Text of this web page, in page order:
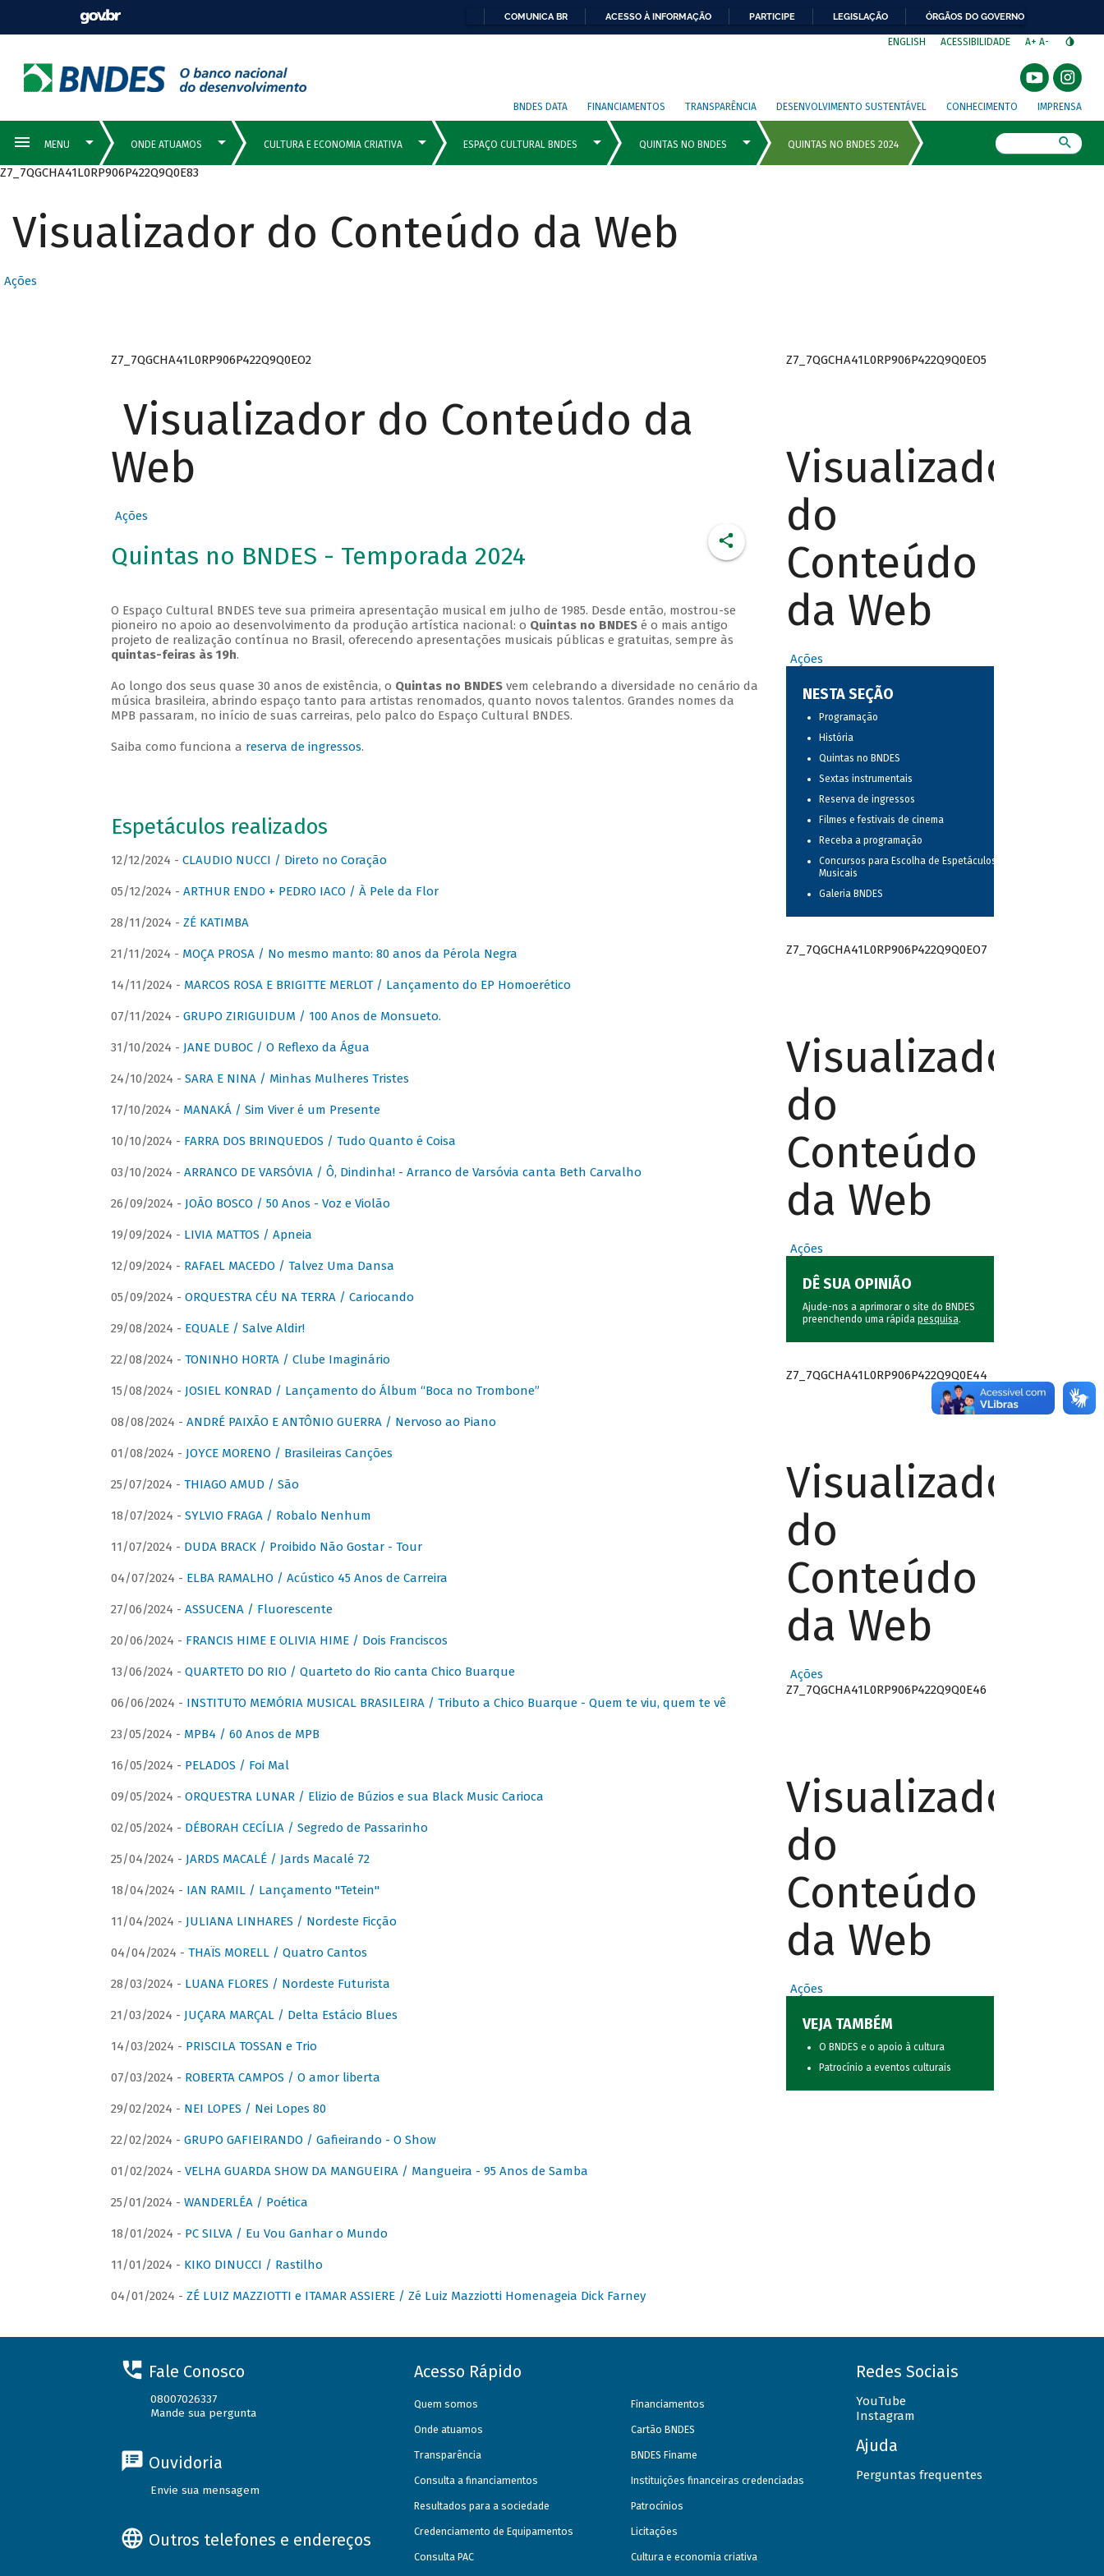
COMUNICA BR ACESSO À INFORMAÇÃO PARTICIPE LEGISLAÇÃO ÓRGÃOS DO GOVERNO
ENGLISH ACESSIBILIDADE A+ A-
BNDES DATA FINANCIAMENTOS TRANSPARÊNCIA DESENVOLVIMENTO SUSTENTÁVEL CONHECIMENTO IMPRENSA
Z7_7QGCHA41L0RP906P422Q9Q0E83
Visualizador do Conteúdo da Web
Ações
Z7_7QGCHA41L0RP906P422Q9Q0EO2
Visualizador do Conteúdo da
Web
Ações
Quintas no BNDES - Temporada 2024
O Espaço Cultural BNDES teve sua primeira apresentação musical em julho de 1985. Desde então, mostrou-se
pioneiro no apoio ao desenvolvimento da produção artística nacional: o Quintas no BNDESé o mais antigo
projeto de realização contínua no Brasil, oferecendo apresentações musicais públicas e gratuitas, sempre às
quintas-feiras às 19h.
Ao longo dos seus quase 30 anos de existência, o Quintas no BNDESvem celebrando a diversidade no cenário da
música brasileira, abrindo espaço tanto para artistas renomados, quanto novos talentos. Grandes nomes da
MPB passaram, no início de suas carreiras, pelo palco do Espaço Cultural BNDES.
Saiba como funciona a reserva de ingressos.
Espetáculos realizados
12/12/2024 - CLAUDIO NUCCI / Direto no Coração
05/12/2024 - ARTHUR ENDO + PEDRO IACO / À Pele da Flor
28/11/2024 - ZÉ KATIMBA
21/11/2024 - MOÇA PROSA / No mesmo manto: 80 anos da Pérola Negra
14/11/2024 - MARCOS ROSA E BRIGITTE MERLOT / Lançamento do EP Homoerético
07/11/2024 - GRUPO ZIRIGUIDUM / 100 Anos de Monsueto.
31/10/2024 - JANE DUBOC / O Reflexo da Água
24/10/2024 - SARA E NINA / Minhas Mulheres Tristes
17/10/2024 - MANAKÁ / Sim Viver é um Presente
10/10/2024 - FARRA DOS BRINQUEDOS / Tudo Quanto é Coisa
03/10/2024 - ARRANCO DE VARSÓVIA / Ô, Dindinha! - Arranco de Varsóvia canta Beth Carvalho
26/09/2024 - JOÃO BOSCO / 50 Anos - Voz e Violão
19/09/2024 - LIVIA MATTOS / Apneia
12/09/2024 - RAFAEL MACEDO / Talvez Uma Dansa
05/09/2024 - ORQUESTRA CÉU NA TERRA / Cariocando
29/08/2024 - EQUALE / Salve Aldir!
22/08/2024 - TONINHO HORTA / Clube Imaginário
15/08/2024 - JOSIEL KONRAD / Lançamento do Álbum “Boca no Trombone”
08/08/2024 - ANDRÉ PAIXÃO E ANTÔNIO GUERRA / Nervoso ao Piano
01/08/2024 - JOYCE MORENO / Brasileiras Canções
25/07/2024 - THIAGO AMUD / São
18/07/2024 - SYLVIO FRAGA / Robalo Nenhum
11/07/2024 - DUDA BRACK / Proibido Não Gostar - Tour
04/07/2024 - ELBA RAMALHO / Acústico 45 Anos de Carreira
27/06/2024 - ASSUCENA / Fluorescente
20/06/2024 - FRANCIS HIME E OLIVIA HIME / Dois Franciscos
13/06/2024 - QUARTETO DO RIO / Quarteto do Rio canta Chico Buarque
06/06/2024 - INSTITUTO MEMÓRIA MUSICAL BRASILEIRA / Tributo a Chico Buarque - Quem te viu, quem te vê
23/05/2024 - MPB4 / 60 Anos de MPB
16/05/2024 - PELADOS / Foi Mal
09/05/2024 - ORQUESTRA LUNAR / Elizio de Búzios e sua Black Music Carioca
02/05/2024 - DÉBORAH CECÍLIA / Segredo de Passarinho
25/04/2024 - JARDS MACALÉ / Jards Macalé 72
18/04/2024 - IAN RAMIL / Lançamento "Tetein"
11/04/2024 - JULIANA LINHARES / Nordeste Ficção
04/04/2024 - THAÏS MORELL / Quatro Cantos
28/03/2024 - LUANA FLORES / Nordeste Futurista
21/03/2024 - JUÇARA MARÇAL / Delta Estácio Blues
14/03/2024 - PRISCILA TOSSAN e Trio
07/03/2024 - ROBERTA CAMPOS / O amor liberta
29/02/2024 - NEI LOPES / Nei Lopes 80
22/02/2024 - GRUPO GAFIEIRANDO / Gafieirando - O Show
01/02/2024 - VELHA GUARDA SHOW DA MANGUEIRA / Mangueira - 95 Anos de Samba
25/01/2024 - WANDERLÉA / Poética
18/01/2024 - PC SILVA / Eu Vou Ganhar o Mundo
11/01/2024 - KIKO DINUCCI / Rastilho
04/01/2024 - ZÉ LUIZ MAZZIOTTI e ITAMAR ASSIERE / Zé Luiz Mazziotti Homenageia Dick Farney
Z7_7QGCHA41L0RP906P422Q9Q0EO5
Visualizador
do
Conteúdo
da Web
Ações
NESTA SEÇÃO
Programação
História
Quintas no BNDES
Sextas instrumentais
Reserva de ingressos
Filmes e festivais de cinema
Receba a programação
Concursos para Escolha de Espetáculos
Musicais
Galeria BNDES
Z7_7QGCHA41L0RP906P422Q9Q0EO7
Visualizador
do
Conteúdo
da Web
Ações
DÊ SUA OPINIÃO
Ajude-nos a aprimorar o site do BNDES
preenchendo uma rápida pesquisa.
Z7_7QGCHA41L0RP906P422Q9Q0E44
Visualizador
do
Conteúdo
da Web
Ações
Z7_7QGCHA41L0RP906P422Q9Q0E46
Visualizador
do
Conteúdo
da Web
Ações
VEJA TAMBÉM
O BNDES e o apoio à cultura
Patrocínio a eventos culturais
Fale Conosco
08007026337
Mande sua pergunta
Ouvidoria
Envie sua mensagem
Outros telefones e endereços
Acesso Rápido
Quem somos
Onde atuamos
Transparência
Consulta a financiamentos
Resultados para a sociedade
Credenciamento de Equipamentos
Consulta PAC
Financiamentos
Cartão BNDES
BNDES Finame
Instituições financeiras credenciadas
Patrocínios
Licitações
Cultura e economia criativa
Redes Sociais
YouTube
Instagram
Ajuda
Perguntas frequentes